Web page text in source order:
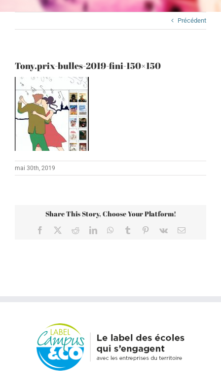
Précédent
Tony.prix-bulles-2019-fini-150×150
mai 30th, 2019
Share This Story, Choose Your Platform!
Facebook RedditLinkedInWhatsApp
Tumblr Pinterest
Vk Email